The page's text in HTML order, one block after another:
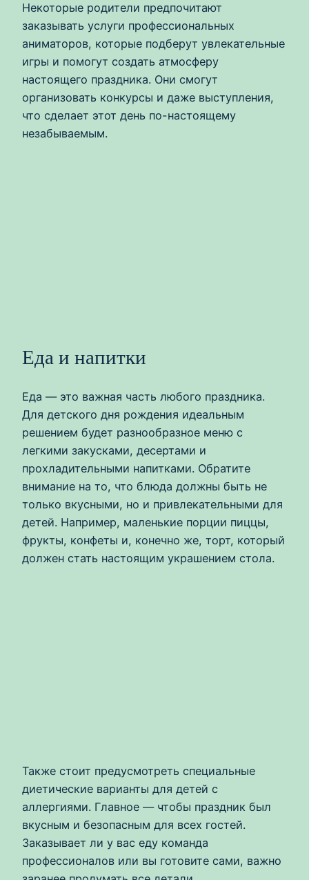
Некоторые родители предпочитают
заказывать услуги профессиональных
аниматоров, которые подберут увлекательные
игры и помогут создать атмосферу
настоящего праздника. Они смогут
организовать конкурсы и даже выступления,
что сделает этот день по-настоящему
незабываемым.
Еда и напитки
Еда — это важная часть любого праздника.
Для детского дня рождения идеальным
решением будет разнообразное меню с
легкими закусками, десертами и
прохладительными напитками. Обратите
внимание на то, что блюда должны быть не
только вкусными, но и привлекательными для
детей. Например, маленькие порции пиццы,
фрукты, конфеты и, конечно же, торт, который
должен стать настоящим украшением стола.
Также стоит предусмотреть специальные
диетические варианты для детей с
аллергиями. Главное — чтобы праздник был
вкусным и безопасным для всех гостей.
Заказывает ли у вас еду команда
профессионалов или вы готовите сами, важно